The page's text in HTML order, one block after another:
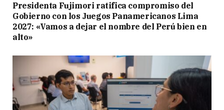
Presidenta Fujimori ratifica compromiso del
Gobierno con los Juegos Panamericanos Lima
2027: «Vamos a dejar el nombre del Perú bien en
alto»